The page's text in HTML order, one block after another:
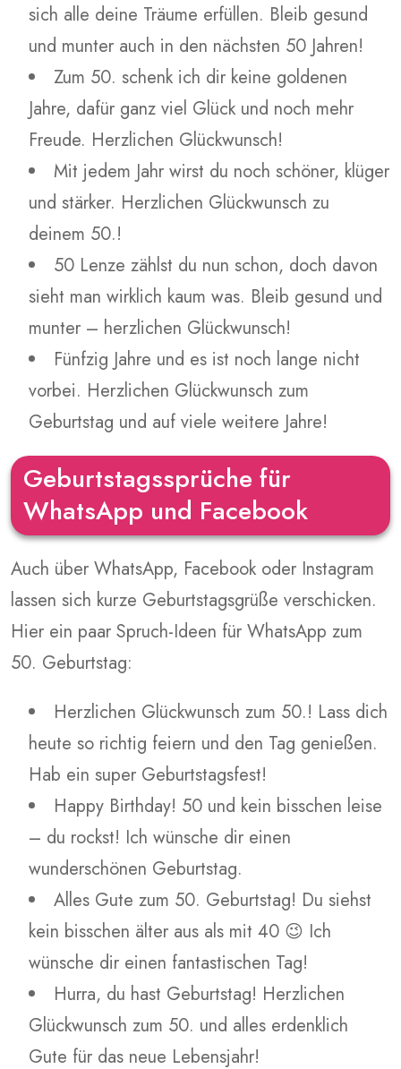
sich alle deine Träume erfüllen. Bleib gesund
und munter auch in den nächsten 50 Jahren!
Zum 50. schenk ich dir keine goldenen
Jahre, dafür ganz viel Glück und noch mehr
Freude. Herzlichen Glückwunsch!
Mit jedem Jahr wirst du noch schöner, klüger
und stärker. Herzlichen Glückwunsch zu
deinem 50.!
50 Lenze zählst du nun schon, doch davon
sieht man wirklich kaum was. Bleib gesund und
munter – herzlichen Glückwunsch!
Fünfzig Jahre und es ist noch lange nicht
vorbei. Herzlichen Glückwunsch zum
Geburtstag und auf viele weitere Jahre!
Geburtstagssprüche für
WhatsApp und Facebook
Auch über WhatsApp, Facebook oder Instagram
lassen sich kurze Geburtstagsgrüße verschicken.
Hier ein paar Spruch-Ideen für WhatsApp zum
50. Geburtstag:
Herzlichen Glückwunsch zum 50.! Lass dich
heute so richtig feiern und den Tag genießen.
Hab ein super Geburtstagsfest!
Happy Birthday! 50 und kein bisschen leise
– du rockst! Ich wünsche dir einen
wunderschönen Geburtstag.
Alles Gute zum 50. Geburtstag! Du siehst
kein bisschen älter aus als mit 40 😉 Ich
wünsche dir einen fantastischen Tag!
Hurra, du hast Geburtstag! Herzlichen
Glückwunsch zum 50. und alles erdenklich
Gute für das neue Lebensjahr!